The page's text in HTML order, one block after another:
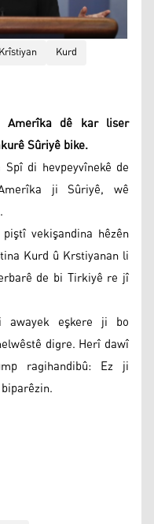
Krîstiyan
Kurd
Amerîka dê kar liser
Sûriyê bike.
di hevpeyvînekê de
ji Sûriyê, wê
vekişandina hêzên
Kurd û Krstiyanan li
de bi Tirkiyê re jî
eşkere ji bo
digre. Herî dawî
ragihandibû: Ez ji